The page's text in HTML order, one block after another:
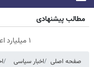
مطالب پیشنهادی
۱ میلیارد اعتبار خرید طلا | بدون ضامن و چک
صفحه اصلی اخبار سیاسی